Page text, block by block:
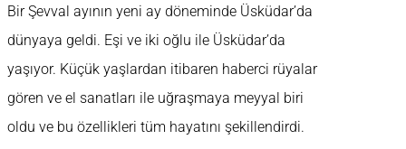
Bir Şevval ayının yeni ay döneminde Üsküdar’da
dünyaya geldi. Eşi ve iki oğlu ile Üsküdar’da
yaşıyor. Küçük yaşlardan itibaren haberci rüyalar
gören ve el sanatları ile uğraşmaya meyyal biri
oldu ve bu özellikleri tüm hayatını şekillendirdi.